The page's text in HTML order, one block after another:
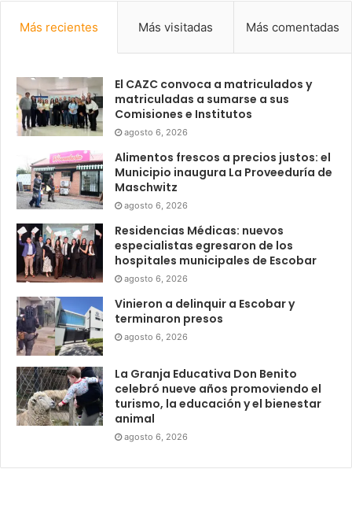
Más recientes Más visitadas Más comentadas
El CAZC convoca a matriculados y
matriculadas a sumarse a sus
Comisiones e Institutos
agosto 6, 2026
Alimentos frescos a precios justos: el
Municipio inaugura La Proveeduría de
Maschwitz
agosto 6, 2026
Residencias Médicas: nuevos
especialistas egresaron de los
hospitales municipales de Escobar
agosto 6, 2026
Vinieron a delinquir a Escobar y
terminaron presos
agosto 6, 2026
La Granja Educativa Don Benito
celebró nueve años promoviendo el
turismo, la educación y el bienestar
animal
agosto 6, 2026